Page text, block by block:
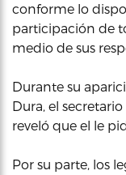
conforme lo
participación de
medio de sus
Durante su
Dura, el
reveló que el le
Por su parte, los